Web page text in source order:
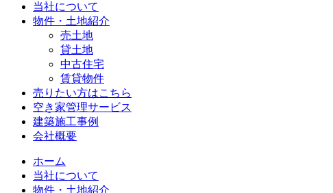
当社について
物件・土地紹介
売土地
貸土地
中古住宅
賃貸物件
売りたい方はこちら
空き家管理サービス
建築施工事例
会社概要
ホーム
当社について
物件・土地紹介